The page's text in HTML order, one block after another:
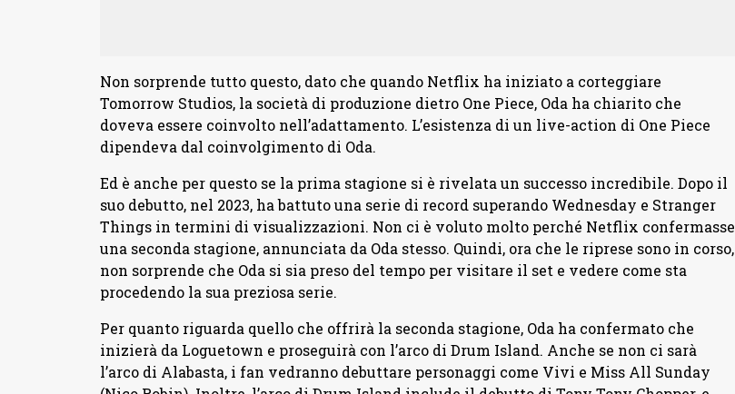
Non sorprende tutto questo, dato che quando Netflix ha iniziato a corteggiare
Tomorrow Studios, la società di produzione dietro One Piece, Oda ha chiarito che
doveva essere coinvolto nell’adattamento. L’esistenza di un live-action di One Piece
dipendeva dal coinvolgimento di Oda.
Ed è anche per questo se la prima stagione si è rivelata un successo incredibile. Dopo il
suo debutto, nel 2023, ha battuto una serie di record superando Wednesday e Stranger
Things in termini di visualizzazioni. Non ci è voluto molto perché Netflix confermasse
una seconda stagione, annunciata da Oda stesso. Quindi, ora che le riprese sono in corso,
non sorprende che Oda si sia preso del tempo per visitare il set e vedere come sta
procedendo la sua preziosa serie.
Per quanto riguarda quello che offrirà la seconda stagione, Oda ha confermato che
inizierà da Loguetown e proseguirà con l’arco di Drum Island. Anche se non ci sarà
l’arco di Alabasta, i fan vedranno debuttare personaggi come Vivi e Miss All Sunday